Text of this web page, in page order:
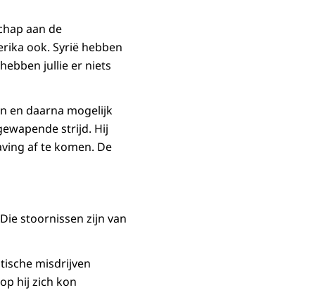
aan de
ook. Syrië hebben
jullie er niets
en daarna mogelijk
strijd. Hij
af te komen. De
stoornissen zijn van
misdrijven
hij zich kon